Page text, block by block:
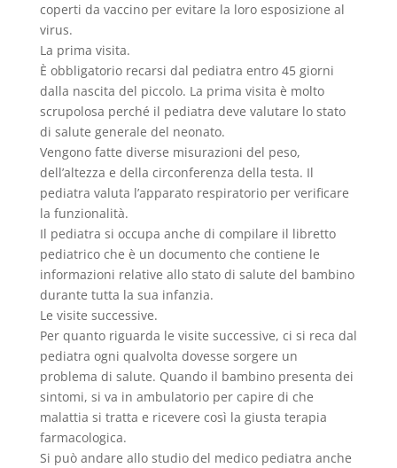
coperti da vaccino per evitare la loro esposizione al
virus.
La prima visita.
È obbligatorio recarsi dal pediatra entro 45 giorni
dalla nascita del piccolo. La prima visita è molto
scrupolosa perché il pediatra deve valutare lo stato
di salute generale del neonato.
Vengono fatte diverse misurazioni del peso,
dell’altezza e della circonferenza della testa. Il
pediatra valuta l’apparato respiratorio per verificare
la funzionalità.
Il pediatra si occupa anche di compilare il libretto
pediatrico che è un documento che contiene le
informazioni relative allo stato di salute del bambino
durante tutta la sua infanzia.
Le visite successive.
Per quanto riguarda le visite successive, ci si reca dal
pediatra ogni qualvolta dovesse sorgere un
problema di salute. Quando il bambino presenta dei
sintomi, si va in ambulatorio per capire di che
malattia si tratta e ricevere così la giusta terapia
farmacologica.
Si può andare allo studio del medico pediatra anche